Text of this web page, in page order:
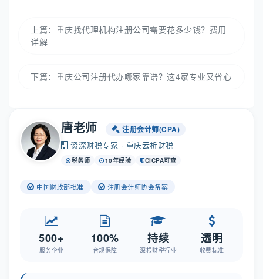
上篇： 重庆找代理机构注册公司需要花多少钱？费用
详解
下篇： 重庆公司注册代办哪家靠谱？这4家专业又省心
唐老师 注册会计师(CPA)
资深财税专家 · 重庆云析财税
税务师 10年经验 CICPA可查
中国财政部批准 注册会计师协会备案
500+
服务企业
100%
合规保障
持续
深根财税行业
透明
收费标准